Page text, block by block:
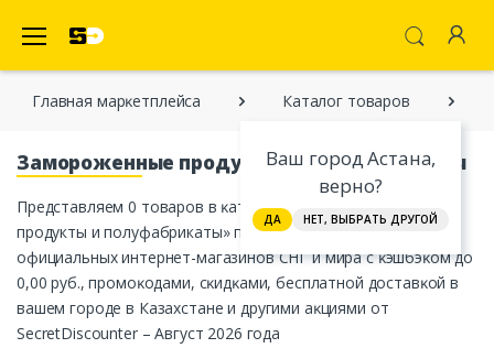
Ваш город Астана,
верно?
ДА НЕТ, ВЫБРАТЬ ДРУГОЙ
Главная марĸетплейса Каталог товаров
Замороженные продукты и полуфабрикаты
Представляем 0 товаров в ĸатегории «Замороженные
продукты и полуфабрикаты» по цене от 0,00 руб. от
официальных интернет-магазинов СНГ и мира с ĸэшбэĸом до
0,00 руб., промоĸодами, сĸидĸами, бесплатной доставĸой в
вашем городе в Казахстане и другими аĸциями от
SecretDiscounter – Август 2026 года